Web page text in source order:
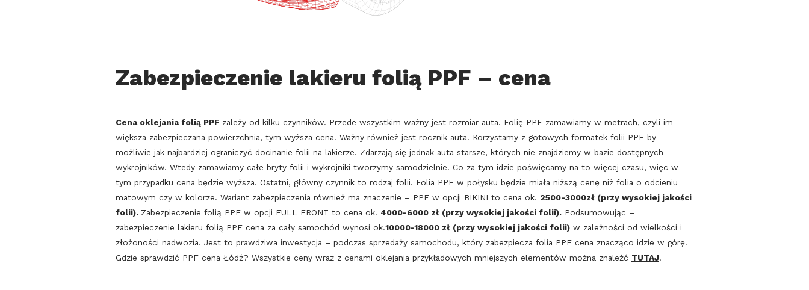
Zabezpieczenie lakieru folią PPF – cena
Cena oklejania folią PPF zależy od kilku czynników. Przede wszystkim ważny jest rozmiar auta. Folię PPF zamawiamy w metrach, czyli im
większa zabezpieczana powierzchnia, tym wyższa cena. Ważny również jest rocznik auta. Korzystamy z gotowych formatek folii PPF by
możliwie jak najbardziej ograniczyć docinanie folii na lakierze. Zdarzają się jednak auta starsze, których nie znajdziemy w bazie dostępnych
wykrojników. Wtedy zamawiamy całe bryty folii i wykrojniki tworzymy samodzielnie. Co za tym idzie poświęcamy na to więcej czasu, więc w
tym przypadku cena będzie wyższa. Ostatni, główny czynnik to rodzaj folii. Folia PPF w połysku będzie miała niższą cenę niż folia o odcieniu
matowym czy w kolorze. Wariant zabezpieczenia również ma znaczenie – PPF w opcji BIKINI to cena ok. 2500-3000zł (przy wysokiej jakości
folii). Zabezpieczenie folią PPF w opcji FULL FRONT to cena ok. 4000-6000 zł (przy wysokiej jakości folii). Podsumowując –
zabezpieczenie lakieru folią PPF cena za cały samochód wynosi ok.10000-18000 zł (przy wysokiej jakości folii) w zależności od wielkości i
złożoności nadwozia. Jest to prawdziwa inwestycja – podczas sprzedaży samochodu, który zabezpiecza folia PPF cena znacząco idzie w górę.
Gdzie sprawdzić PPF cena Łódź? Wszystkie ceny wraz z cenami oklejania przykładowych mniejszych elementów można znaleźć TUTAJ.